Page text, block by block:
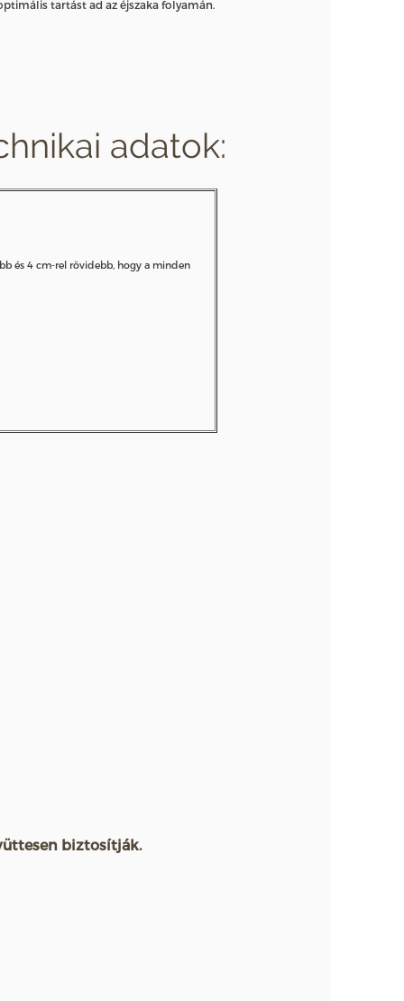
tartást ad az éjszaka folyamán.
adatok:
és 4 cm-rel rövidebb, hogy a minden
biztosítják.